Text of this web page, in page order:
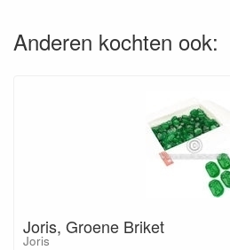
Anderen kochten ook:
Joris, Groene Briket
Joris